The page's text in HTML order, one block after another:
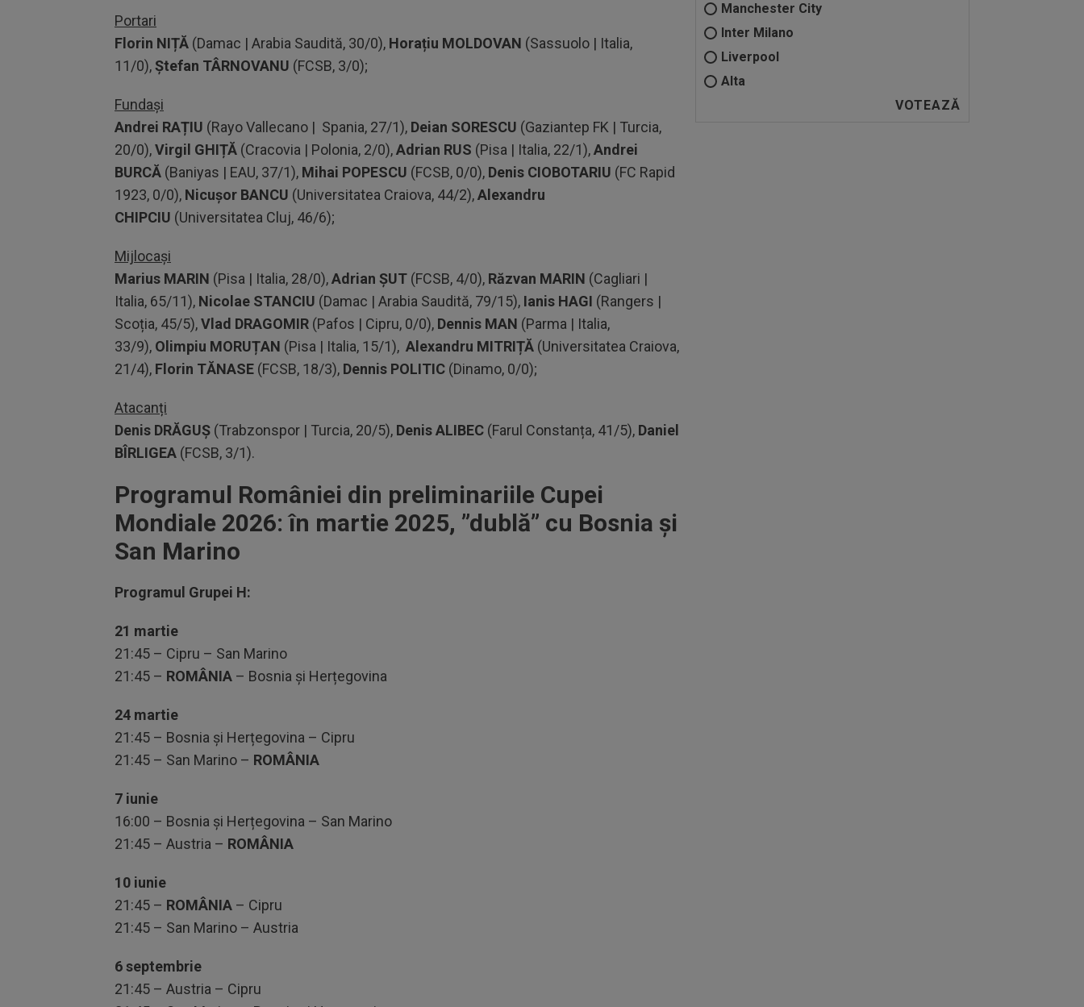
Portari
Florin NIȚĂ (Damac | Arabia Saudită, 30/0), Horațiu MOLDOVAN (Sassuolo | Italia,
11/0),Ștefan TÂRNOVANU (FCSB, 3/0);
Fundași
Andrei RAȚIU (Rayo Vallecano | Spania, 27/1), Deian SORESCU (Gaziantep FK | Turcia,
20/0),Virgil GHIȚĂ (Cracovia | Polonia, 2/0),Adrian RUS (Pisa | Italia, 22/1),Andrei
BURCĂ (Baniyas | EAU, 37/1), Mihai POPESCU (FCSB, 0/0), Denis CIOBOTARIU (FC Rapid
1923, 0/0), Nicușor BANCU (Universitatea Craiova, 44/2),Alexandru
CHIPCIU (Universitatea Cluj, 46/6);
Mijlocași
Marius MARIN (Pisa | Italia, 28/0),Adrian ȘUT (FCSB, 4/0), Răzvan MARIN (Cagliari |
Italia, 65/11), Nicolae STANCIU (Damac | Arabia Saudită, 79/15), Ianis HAGI (Rangers |
Scoția, 45/5), ⁠Vlad DRAGOMIR (Pafos | Cipru, 0/0), Dennis MAN (Parma | Italia,
33/9), Olimpiu MORUȚAN (Pisa | Italia, 15/1), Alexandru MITRIȚĂ (Universitatea Craiova,
21/4), Florin TĂNASE (FCSB, 18/3), Dennis POLITIC (Dinamo, 0/0);
Atacanți
Denis DRĂGUȘ (Trabzonspor | Turcia, 20/5), Denis ALIBEC (Farul Constanța, 41/5), Daniel
BÎRLIGEA (FCSB, 3/1).
Programul României din preliminariile Cupei
Mondiale 2026: în martie 2025, ”dublă” cu Bosnia și
San Marino
Programul Grupei H:
21 martie
21:45 – Cipru – San Marino
21:45 – ROMÂNIA – Bosnia și Herțegovina
24 martie
21:45 – Bosnia și Herțegovina – Cipru
21:45 – San Marino – ROMÂNIA
7 iunie
16:00 – Bosnia și Herțegovina – San Marino
21:45 – Austria – ROMÂNIA
10 iunie
21:45 – ROMÂNIA – Cipru
21:45 – San Marino – Austria
6 septembrie
21:45 – Austria – Cipru
Manchester City
Inter Milano
Liverpool
Alta